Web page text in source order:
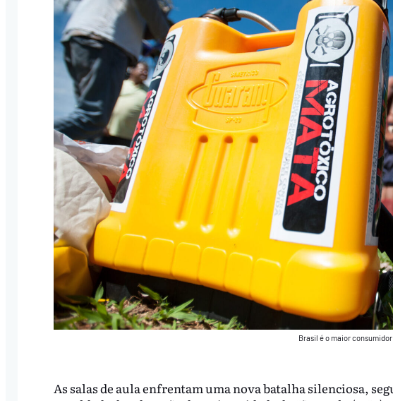
Brasil é o maior
As salas de aula enfrentam uma nova batalha silenciosa,